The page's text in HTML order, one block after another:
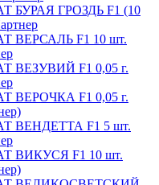
БУРАЯ ГРОЗДЬ F1 (10
ВЕРСАЛЬ F1 10 шт.
ВЕЗУВИЙ F1 0,05 г.
ВЕРОЧКА F1 0,05 г.
ВЕНДЕТТА F1 5 шт.
ВИКУСЯ F1 10 шт.